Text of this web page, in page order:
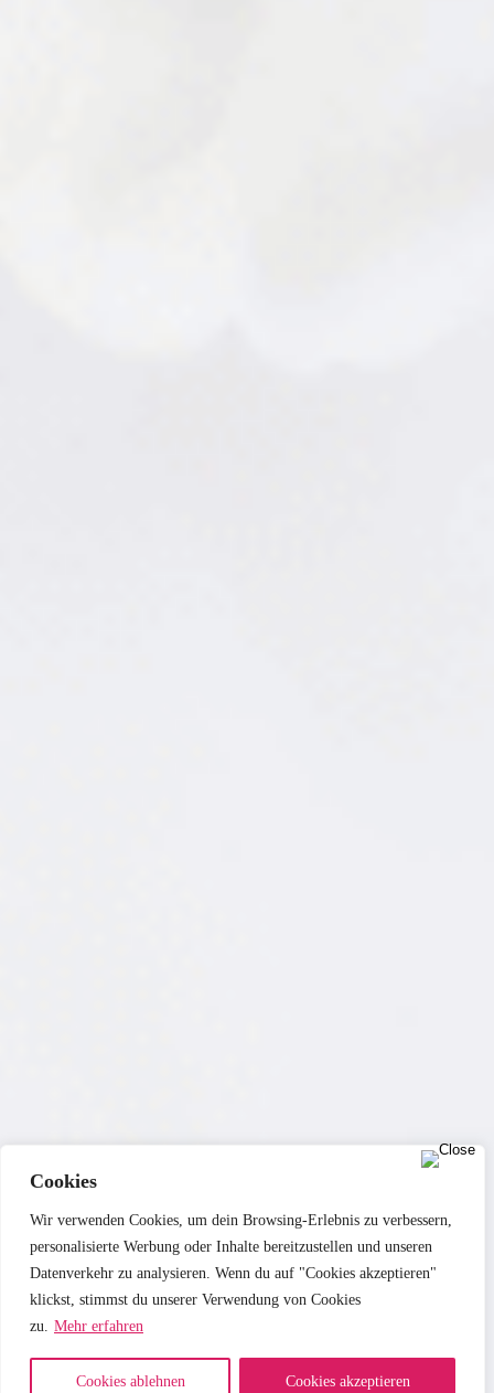
Cookies
Wir verwenden Cookies, um dein Browsing-Erlebnis zu verbessern,
personalisierte Werbung oder Inhalte bereitzustellen und unseren
Datenverkehr zu analysieren. Wenn du auf "Cookies akzeptieren"
klickst, stimmst du unserer Verwendung von Cookies
zu. Mehr erfahren
Cookies ablehnen Cookies akzeptieren